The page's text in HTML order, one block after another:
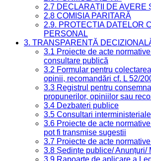
2.7 DECLARAȚII DE AVERE
2.8 COMISIA PARITARĂ
2.9. PROTECȚIA DATELOR
PERSONAL
3. TRANSPARENȚĂ
3.1 Proiecte de acte
consultare publică
3.2 Formular pentru
opinii, recomandări cf. L 52/
3.3 Registrul pentru
propunerilor, opiniilor sau
3.4 Dezbateri publice
3.5 Consultari interministeriale
3.6 Proiecte de acte
pot fi transmise sugestii
3.7 Proiecte de acte
3.8 Ședințe publice/ Anunțuri/
3.9 Rapoarte de aplicare a